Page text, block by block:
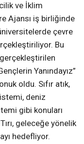
ve İklim
Ajansı iş birliğinde
çevre
Bu
Yanındayız”
oldu. Sıfır atık,
deniz
gibi konuları
geleceğe yönelik
hedefliyor.